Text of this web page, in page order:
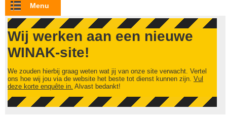
Menu
Wij werken aan een nieuwe
WINAK-site!
We zouden hierbij graag weten wat jij van onze site verwacht. Vertel
ons hoe wij jou via de website het beste tot dienst kunnen zijn. Vul
deze korte enquête in. Alvast bedankt!